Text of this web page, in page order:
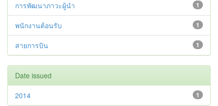
1
การพัฒนาภาวะผู้นำ
1
พนักงานต้อนรับ
1
สายการบิน
Date issued
1
2014